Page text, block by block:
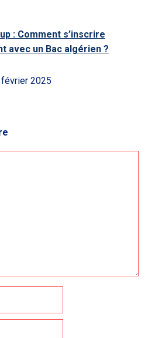
: Comment s’inscrire
avec un Bac algérien ?
2025